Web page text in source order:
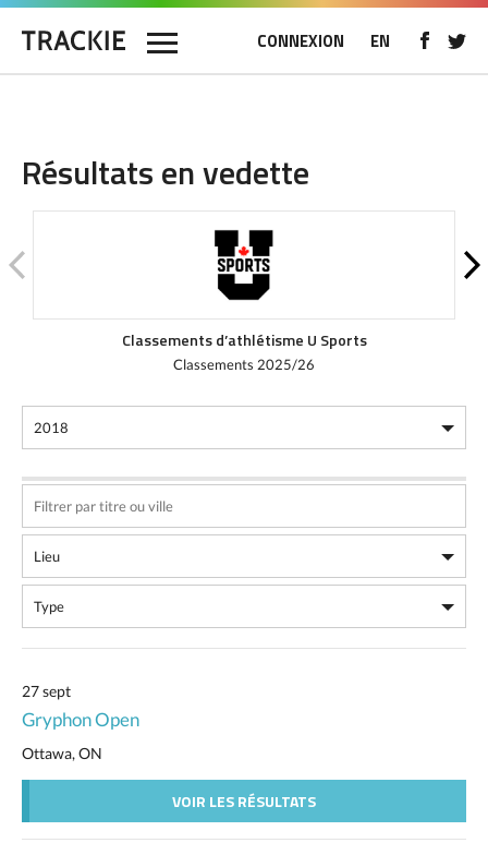
CONNEXION EN
Résultats en vedette
Classements d’athlétisme U Sports
Classements 2025/26
27 sept
Gryphon Open
Ottawa, ON
VOIR LES RÉSULTATS